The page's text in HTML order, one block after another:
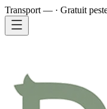
Transport — · Gratuit